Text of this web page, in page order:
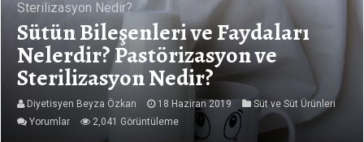
Sterilizasyon Nedir?
Sütün Bileşenleri ve Faydaları
Nelerdir? Pastörizasyon ve
Sterilizasyon Nedir?
Diyetisyen Beyza Özkan 18 Haziran 2019
Süt ve Süt Ürünleri
Yorumlar
2,041 Görüntüleme